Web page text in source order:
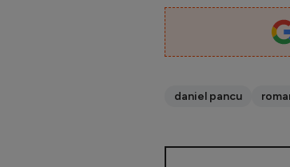
daniel pancu